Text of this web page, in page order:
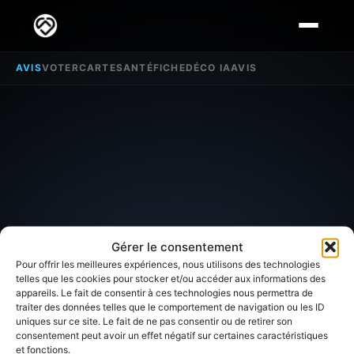
Gérer le consentement
Pour offrir les meilleures expériences, nous utilisons des technologies
telles que les cookies pour stocker et/ou accéder aux informations des
appareils. Le fait de consentir à ces technologies nous permettra de
traiter des données telles que le comportement de navigation ou les ID
uniques sur ce site. Le fait de ne pas consentir ou de retirer son
consentement peut avoir un effet négatif sur certaines caractéristiques
et fonctions.
AVISVOTERCARTESANTÉFICHEDÉCO IAAVIS
SECTEUR D'INTÉRÊT
Avis surSaint Pierre le